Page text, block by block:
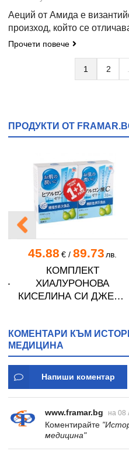
Аеций от Амида е
произход, който се
Прочети повече
1 2
ПРОДУКТИ ОТ
-
45.88 €/ 89.73 лв.
КОМПЛЕКТ
ХИАЛУРОНОВА
КИСЕЛИНА СИ ДЖЕЛИ
КОМЕНТАРИ КЪМ
МЕДИЦИНА
Напиши коментар
www.framar.bg на 08
Коментирайте
медицина"